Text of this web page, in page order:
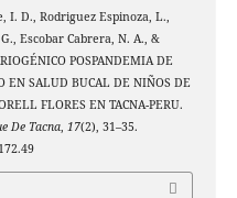
I. D., Rodriguez Espinoza, L.,
Escobar Cabrera, N. A., &
POSPANDEMIA DE
EN SALUD BUCAL DE NIÑOS DE
FLORES EN TACNA-PERU.
De Tacna, 17(2), 31–35.